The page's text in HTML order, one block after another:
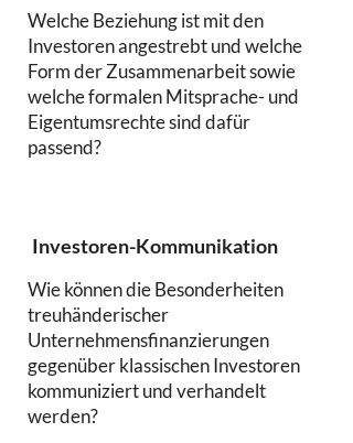
Welche Beziehung ist mit den
Investoren angestrebt und welche
Form der Zusammenarbeit sowie
welche formalen Mitsprache- und
Eigentumsrechte sind dafür
passend?
Investoren-Kommunikation
Wie können die Besonderheiten
treuhänderischer
Unternehmensfinanzierungen
gegenüber klassischen Investoren
kommuniziert und verhandelt
werden?